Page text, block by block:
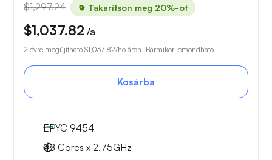
$1,297.24 Takarítson meg 20%-ot
$1,037.82 /a
2 évre megújítható $1,037.82/hó áron. Bármikor lemondható.
Kosárba
EPYC 9454
48 Cores x 2.75GHz